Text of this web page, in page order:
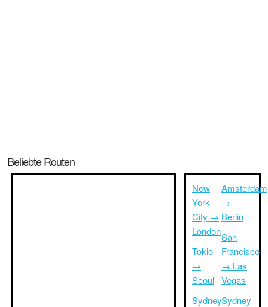
Beliebte Routen
New
York
City →
London
Tokio
→
Seoul
Sydney
Amsterdam
→
Berlin
San
Francisco
→ Las
Vegas
Sydney